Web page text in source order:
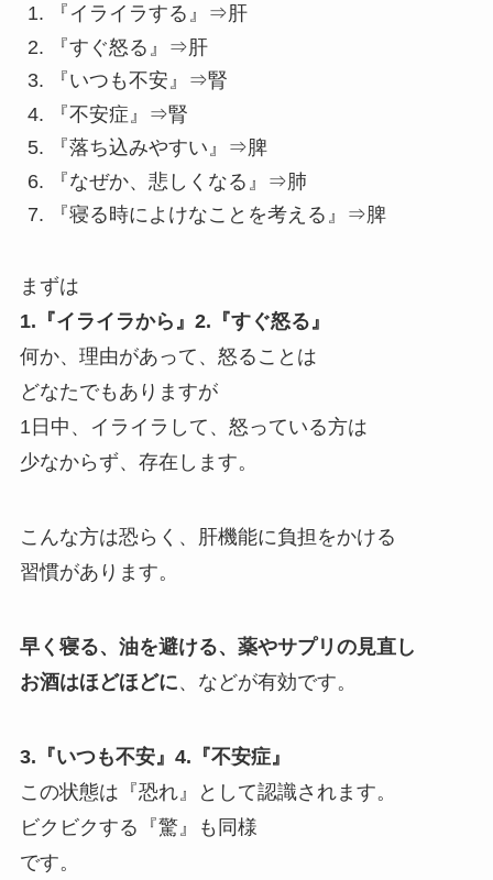
『イライラする』⇒肝
『すぐ怒る』⇒肝
『いつも不安』⇒腎
『不安症』⇒腎
『落ち込みやすい』⇒脾
『なぜか、悲しくなる』⇒肺
『寝る時によけなことを考える』⇒脾
まずは
1.『イライラから』2.『すぐ怒る』
何か、理由があって、怒ることは
どなたでもありますが
1日中、イライラして、怒っている方は
少なからず、存在します。
こんな方は恐らく、肝機能に負担をかける
習慣があります。
早く寝る、油を避ける、薬やサプリの見直し
お酒はほどほどに、などが有効です。
3.『いつも不安』4.『不安症』
この状態は『恐れ』として認識されます。
ビクビクする『驚』も同様
です。